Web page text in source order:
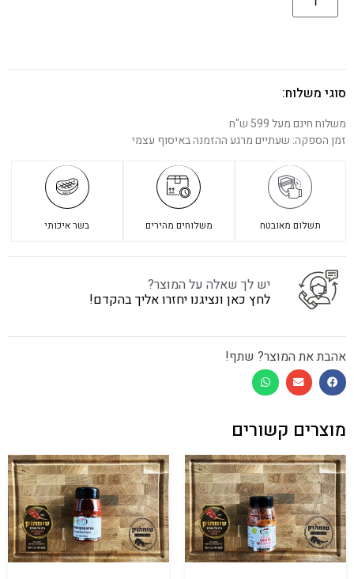
סוגי משלוח:
משלוח חינם מעל 599 ש"ח
זמן הספקה: שעתיים מרגע ההזמנה באיסוף עצמי
תשלום מאובטח משלוחים מהירים בשר איכותי
יש לך שאלה על המוצר?
לחץ כאן ונציגנו יחזרו אליך בהקדם!
אהבת את המוצר? שתף!
מוצרים קשורים